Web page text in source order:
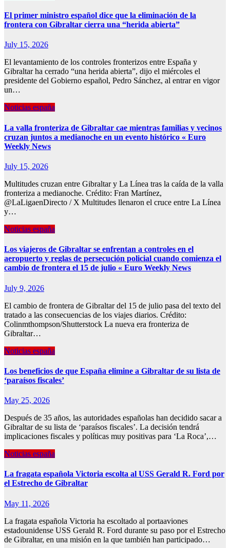
El primer ministro español dice que la eliminación de la
frontera con Gibraltar cierra una “herida abierta”
July 15, 2026
El levantamiento de los controles fronterizos entre España y
Gibraltar ha cerrado “una herida abierta”, dijo el miércoles el
presidente del Gobierno español, Pedro Sánchez, al entrar en vigor
un…
Noticias españa
La valla fronteriza de Gibraltar cae mientras familias y vecinos
cruzan juntos a medianoche en un evento histórico « Euro
Weekly News
July 15, 2026
Multitudes cruzan entre Gibraltar y La Línea tras la caída de la valla
fronteriza a medianoche. Crédito: Fran Martínez,
@LaLigaenDirecto / X Multitudes llenaron el cruce entre La Línea
y…
Noticias españa
Los viajeros de Gibraltar se enfrentan a controles en el
aeropuerto y reglas de persecución policial cuando comienza el
cambio de frontera el 15 de julio « Euro Weekly News
July 9, 2026
El cambio de frontera de Gibraltar del 15 de julio pasa del texto del
tratado a las consecuencias de los viajes diarios. Crédito:
Colinmthompson/Shutterstock La nueva era fronteriza de
Gibraltar…
Noticias españa
Los beneficios de que España elimine a Gibraltar de su lista de
‘paraísos fiscales’
May 25, 2026
Después de 35 años, las autoridades españolas han decidido sacar a
Gibraltar de su lista de ‘paraísos fiscales’. La decisión tendrá
implicaciones fiscales y políticas muy positivas para ‘La Roca’,…
Noticias españa
La fragata española Victoria escolta al USS Gerald R. Ford por
el Estrecho de Gibraltar
May 11, 2026
La fragata española Victoria ha escoltado al portaaviones
estadounidense USS Gerald R. Ford durante su paso por el Estrecho
de Gibraltar, en una misión en la que también han participado…